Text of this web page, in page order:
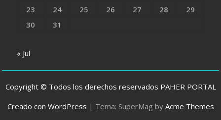
23
24 25 26 27 28
29
30
31
« Jul
Copyright © Todos los derechos reservados PAHER PORTAL
Creado con WordPress | Tema: SuperMag by Acme Themes